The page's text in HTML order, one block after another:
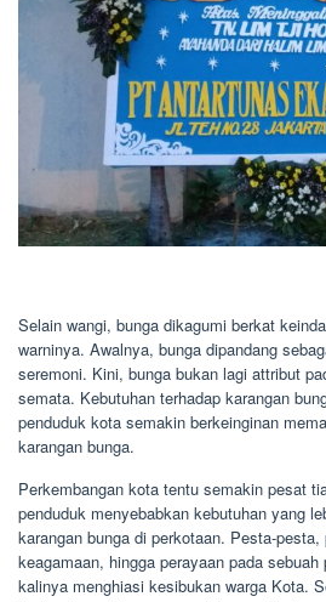
Selain wangi, bunga dikagumi berkat
warninya. Awalnya, bunga dipandang
seremoni. Kini, bunga bukan lagi attribut
semata. Kebutuhan terhadap karangan
penduduk kota semakin berkeinginan
karangan bunga.
Perkembangan kota tentu semakin pesat
penduduk menyebabkan kebutuhan yang
karangan bunga di perkotaan. Pesta-pesta,
keagamaan, hingga perayaan pada
kalinya menghiasi kesibukan warga Kota.